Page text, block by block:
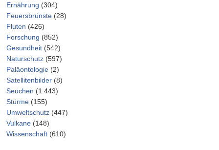
Ernährung (304)
Feuersbrünste (28)
Fluten (426)
Forschung (852)
Gesundheit (542)
Naturschutz (597)
Paläontologie (2)
Satellitenbilder (8)
Seuchen (1.443)
Stürme (155)
Umweltschutz (447)
Vulkane (148)
Wissenschaft (610)